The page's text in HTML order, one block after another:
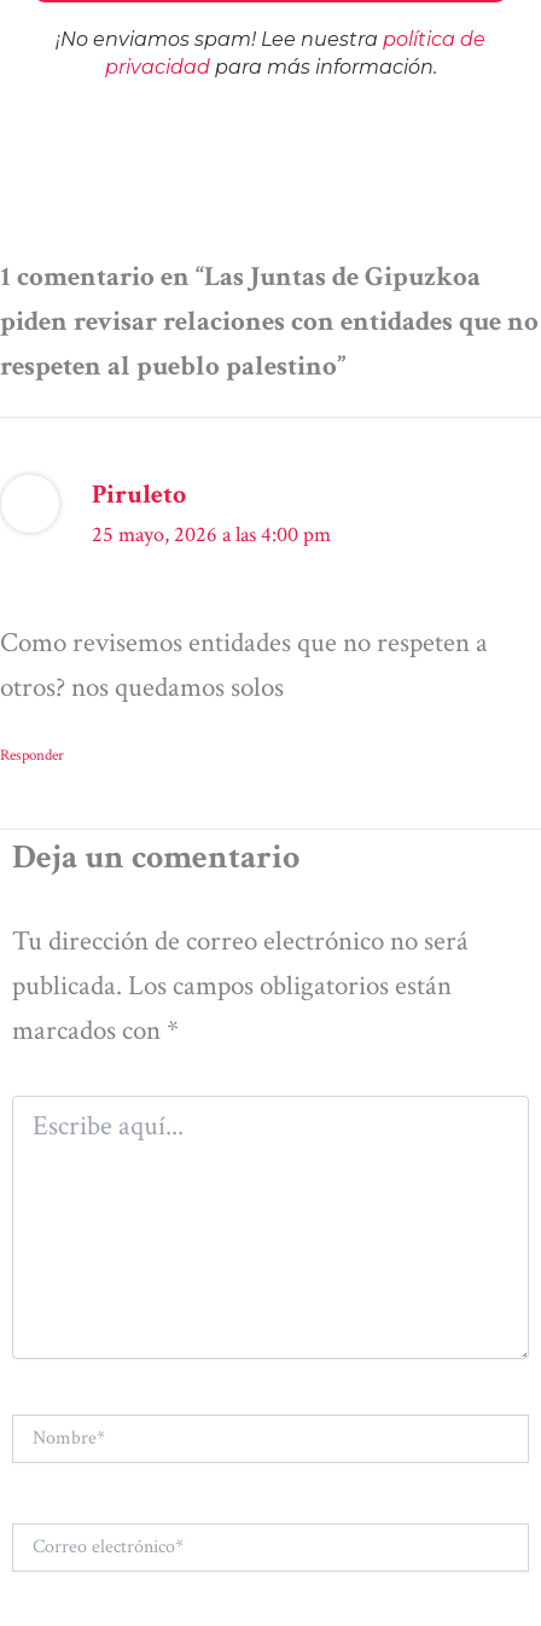
¡No enviamos spam! Lee nuestra política de
privacidadpara más información.
1 comentario en “Las Juntas de Gipuzkoa
piden revisar relaciones con entidades que no
respeten al pueblo palestino”
Piruleto
25 mayo, 2026 a las 4:00 pm
Como revisemos entidades que no respeten a
otros? nos quedamos solos
Responder
Deja un comentario
Tu dirección de correo electrónico no será
publicada. Los campos obligatorios están
marcados con *
Escribe
aquí...
Nombre*
electrónico*